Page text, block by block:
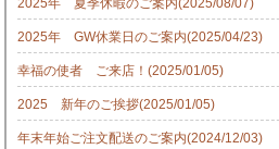
2025年 夏季休暇のご案内(2025/08/07)
2025年 GW休業日のご案内(2025/04/23)
幸福の使者 ご来店！(2025/01/05)
2025 新年のご挨拶(2025/01/05)
年末年始ご注文配送のご案内(2024/12/03)